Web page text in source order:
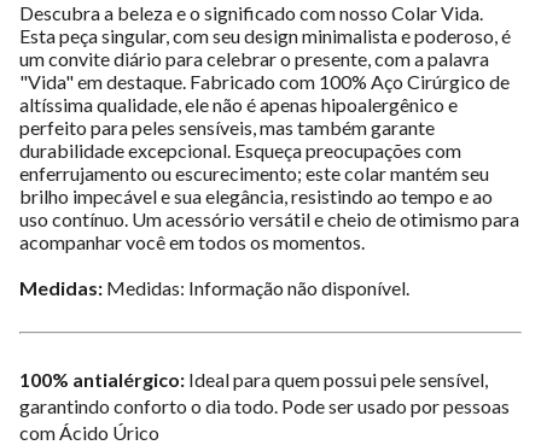
Descubra a beleza e o significado com nosso Colar Vida.
Esta peça singular, com seu design minimalista e poderoso, é
um convite diário para celebrar o presente, com a palavra
"Vida" em destaque. Fabricado com 100% Aço Cirúrgico de
altíssima qualidade, ele não é apenas hipoalergênico e
perfeito para peles sensíveis, mas também garante
durabilidade excepcional. Esqueça preocupações com
enferrujamento ou escurecimento; este colar mantém seu
brilho impecável e sua elegância, resistindo ao tempo e ao
uso contínuo. Um acessório versátil e cheio de otimismo para
acompanhar você em todos os momentos.
Medidas: Medidas: Informação não disponível.
100% antialérgico: Ideal para quem possui pele sensível,
garantindo conforto o dia todo. Pode ser usado por pessoas
com Ácido Úrico